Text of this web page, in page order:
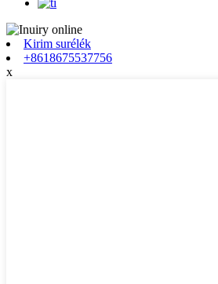
Kirim surélék
+8618675537756
x